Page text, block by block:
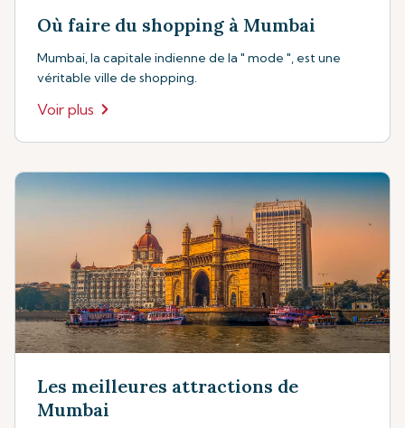
Où faire du shopping à Mumbai
Mumbai, la capitale indienne de la " mode ", est une
véritable ville de shopping.
Voir plus
Les meilleures attractions de
Mumbai